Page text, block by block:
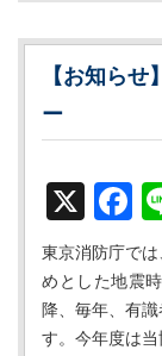
【お知ら
ー
X
東京消防庁で
めとした地震
降、毎年、有
す。今年度は